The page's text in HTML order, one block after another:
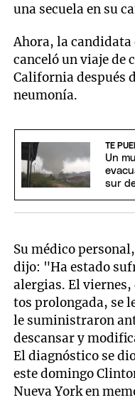
una secuela en su
Ahora, la
canceló un viaje de
California después
neumonía.
TE
Un
sur
Su médico
dijo: "Ha estado
alergias. El
tos prolongada, se
le suministraron
descansar y
El diagnóstico se
este domingo
Nueva York en